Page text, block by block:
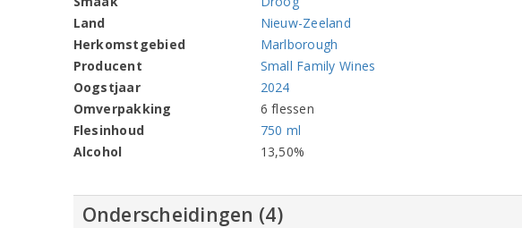
Land
Nieuw-Zeeland
Herkomstgebied
Marlborough
Producent
Small Family Wines
Oogstjaar
2024
Omverpakking
6 flessen
Flesinhoud
750 ml
Alcohol
13,50%
Onderscheidingen (4)